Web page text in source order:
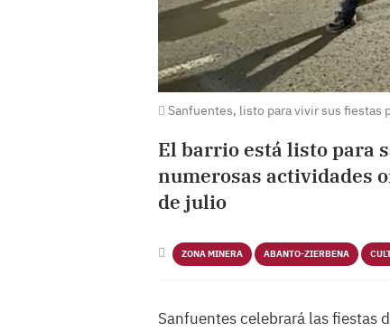
Sanfuentes, listo para vivir sus fiestas
El barrio está listo para
numerosas actividades
de julio
ZONA MINERA ABANTO-ZIERBENA
Sanfuentes celebrará las fiestas